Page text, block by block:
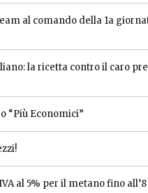
al comando della 1a
la ricetta contro il caro
“Più Economici”
al 5% per il metano fino